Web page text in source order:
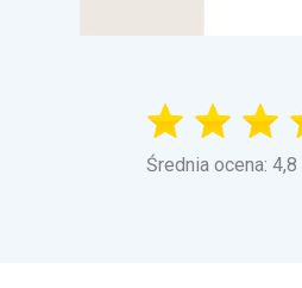
Średnia ocena: 4,8